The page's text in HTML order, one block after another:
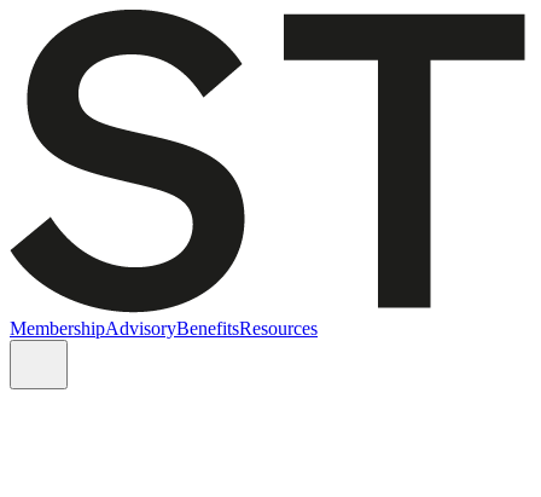
MembershipAdvisoryBenefitsResources